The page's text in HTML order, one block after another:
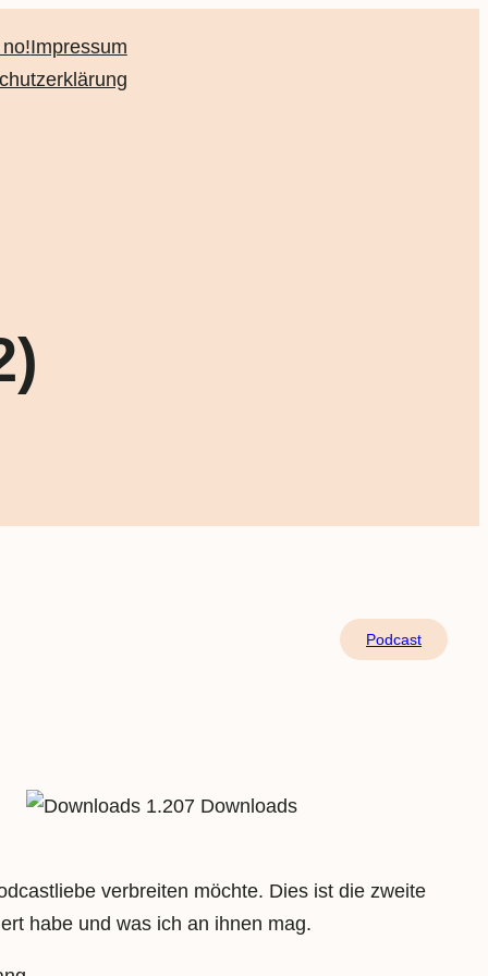
Impressum
Podcast
1.207 Downloads
verbreiten möchte. Dies ist die zweite
habe und was ich an ihnen mag.